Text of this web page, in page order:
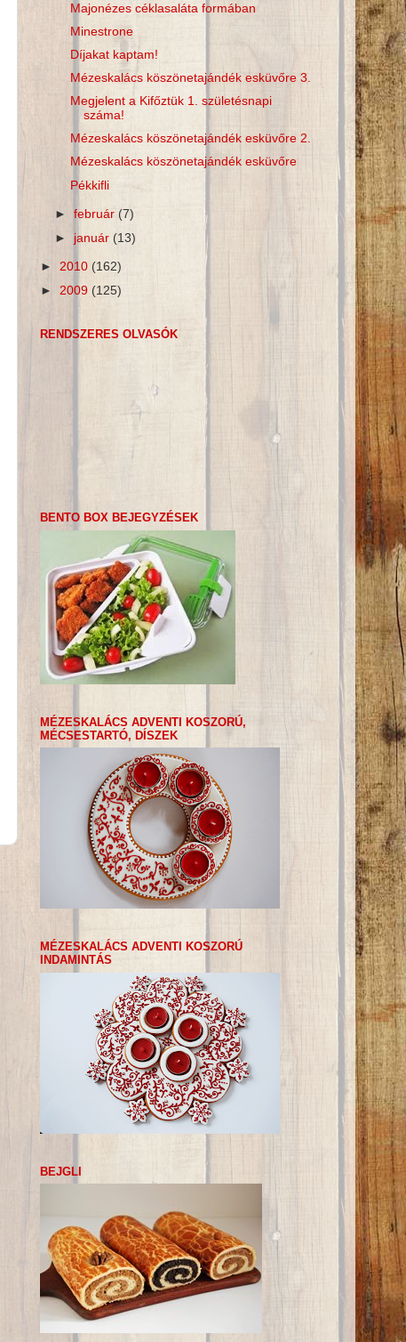
Majonézes céklasaláta formában
Minestrone
Díjakat kaptam!
Mézeskalács köszönetajándék esküvőre 3.
Megjelent a Kifőztük 1. születésnapi
száma!
Mézeskalács köszönetajándék esküvőre 2.
Mézeskalács köszönetajándék esküvőre
Pékkifli
►február (7)
► január (13)
► 2010 (162)
► 2009 (125)
RENDSZERES OLVASÓK
BENTO BOX BEJEGYZÉSEK
MÉZESKALÁCS ADVENTI KOSZORÚ,
MÉCSESTARTÓ, DÍSZEK
MÉZESKALÁCS ADVENTI KOSZORÚ
INDAMINTÁS
BEJGLI